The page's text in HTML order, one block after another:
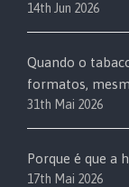
14th Jun 2026
Quando o
formatos,
31th Mai 2026
Porque é que a
17th Mai 2026